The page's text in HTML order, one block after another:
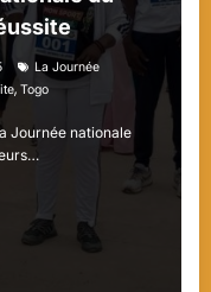
La Journée
, Togo
Journée nationale